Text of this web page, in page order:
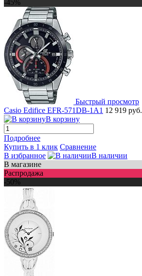
-45%
Быстрый просмотр
Casio Edifice EFR-571DB-1A1 12 919 руб.
В корзину
Подробнее
Купить в 1 клик Сравнение
В избранное
В наличии
В магазине
Распродажа
-50%